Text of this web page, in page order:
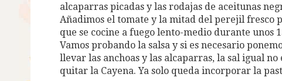
alcaparras picadas y las rodajas de aceitunas
Añadimos el tomate y la mitad del perejil fresco
que se cocine a fuego lento-medio durante unos
Vamos probando la salsa y si es necesario
llevar las anchoas y las alcaparras, la sal igual no
quitar la Cayena. Ya solo queda incorporar la